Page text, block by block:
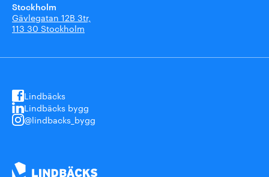
Stockholm
Gävlegatan 12B 3tr,
113 30 Stockholm
Lindbäcks
Lindbäcks bygg
@lindbacks_bygg